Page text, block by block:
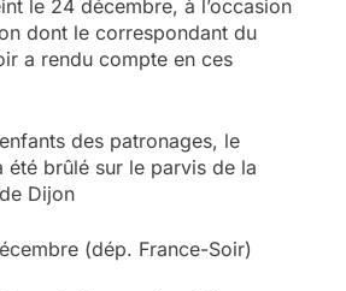
le 24 décembre, à l’occasion
dont le correspondant du
a rendu compte en ces
des patronages, le
été brûlé sur le parvis de la
Dijon
(dép. France-Soir)